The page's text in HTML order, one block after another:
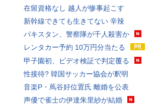
在留資格なし 越人が惨事起こす
新幹線できても生きてない 辛辣
パキスタン、警察隊が千人殺害か
レンタカー予約 10万円分当たる
甲子園初、ビデオ検証で判定覆る
性接待? 韓国サッカー協会が釈明
音楽P・蔦谷好位置氏 離婚を公表
声優で雀士の伊達朱里紗が結婚